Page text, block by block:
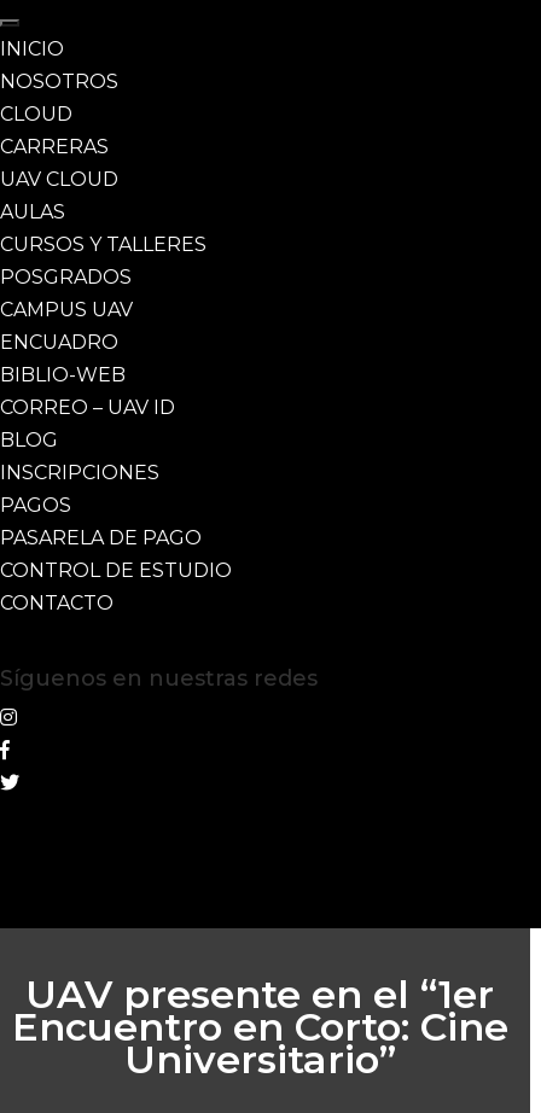
INICIO
NOSOTROS
CLOUD
CARRERAS
UAV CLOUD
AULAS
CURSOS Y TALLERES
POSGRADOS
CAMPUS UAV
ENCUADRO
BIBLIO-WEB
CORREO – UAV ID
BLOG
INSCRIPCIONES
PAGOS
PASARELA DE PAGO
CONTROL DE ESTUDIO
CONTACTO
Síguenos en nuestras redes
UAV presente en el “1er
Encuentro en Corto: Cine
Universitario”